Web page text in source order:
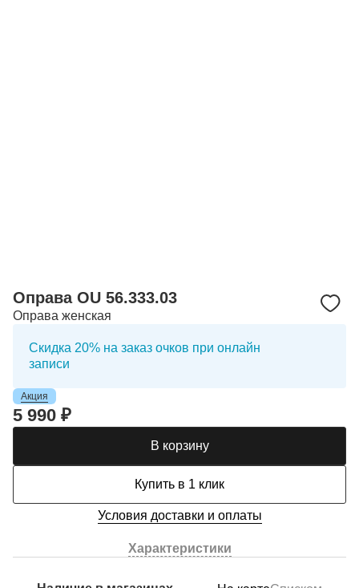
Оправа OU 56.333.03
Оправа женская
Скидка 20% на заказ очков при онлайн
записи
Акция
5 990 ₽
В корзину
Купить в 1 клик
Условия доставки и оплаты
Характеристики